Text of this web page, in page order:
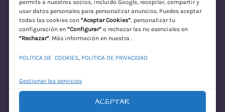
permite a nuestros socios, incluido Google, recopilar, compartir y
usar datos personales para personalizar anuncios. Puedes aceptar
todas las cookies con “Aceptar Cookies”, personalizar tu
configuración en “Configurar”o rechazar las no esenciales en
“Rechazar”. Más información en nuestra .
POLITICA DE COOKIES, POLITICA DE PRIVACIDAD
Gestionar los servicios
ACEPTAR
Discreto en España
Acceder